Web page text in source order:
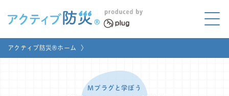
アクティブ防災とは?
アクティブ防災®ホーム 〉
Mプラグと学ぼう